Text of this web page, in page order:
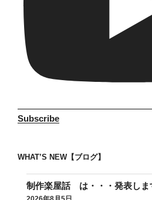
Subscribe
WHAT’S NEW【ブログ】
制作楽屋話 は・・・発